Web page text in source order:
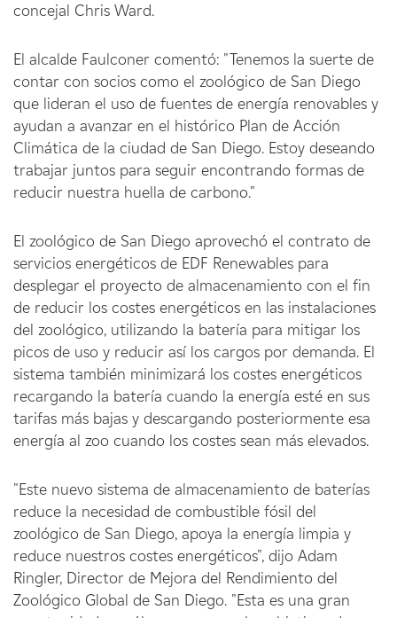
concejal Chris Ward.
El alcalde Faulconer comentó: "Tenemos la suerte de
contar con socios como el zoológico de San Diego
que lideran el uso de fuentes de energía renovables y
ayudan a avanzar en el histórico Plan de Acción
Climática de la ciudad de San Diego. Estoy deseando
trabajar juntos para seguir encontrando formas de
reducir nuestra huella de carbono."
El zoológico de San Diego aprovechó el contrato de
servicios energéticos de EDF Renewables para
desplegar el proyecto de almacenamiento con el fin
de reducir los costes energéticos en las instalaciones
del zoológico, utilizando la batería para mitigar los
picos de uso y reducir así los cargos por demanda. El
sistema también minimizará los costes energéticos
recargando la batería cuando la energía esté en sus
tarifas más bajas y descargando posteriormente esa
energía al zoo cuando los costes sean más elevados.
"Este nuevo sistema de almacenamiento de baterías
reduce la necesidad de combustible fósil del
zoológico de San Diego, apoya la energía limpia y
reduce nuestros costes energéticos", dijo Adam
Ringler, Director de Mejora del Rendimiento del
Zoológico Global de San Diego. "Esta es una gran